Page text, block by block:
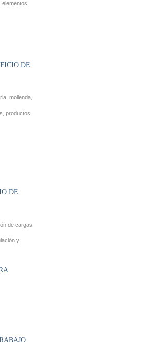
elementos
DE
molienda,
productos
DE
de cargas.
y